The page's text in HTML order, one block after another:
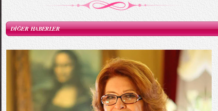
DİĞER HABERLER